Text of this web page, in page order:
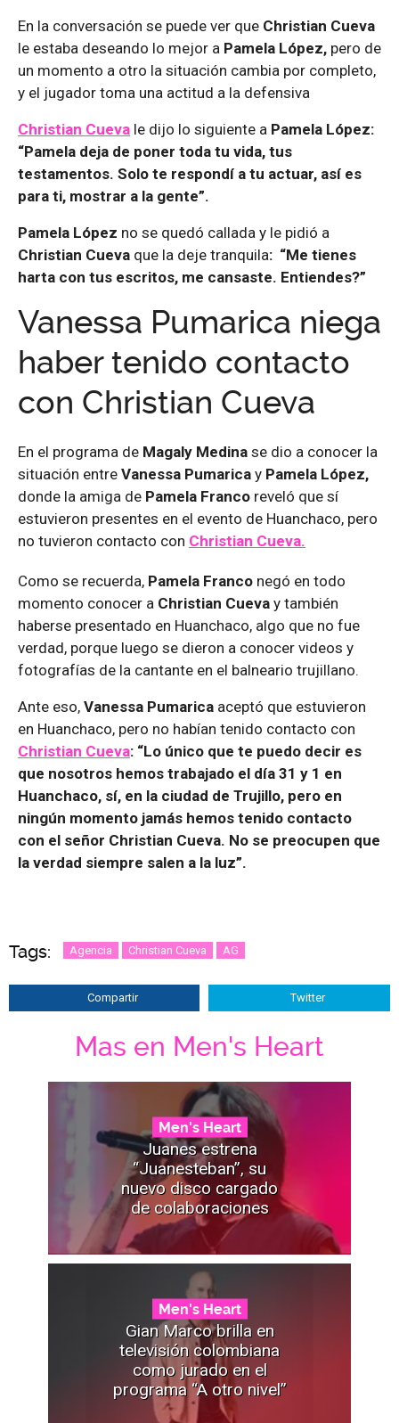
En la conversación se puede ver que Christian Cueva
le estaba deseando lo mejor a Pamela López, pero de
un momento a otro la situación cambia por completo,
y el jugador toma una actitud a la defensiva
Christian Cueva le dijo lo siguiente a Pamela López:
“Pamela deja de poner toda tu vida, tus
testamentos. Solo te respondí a tu actuar, así es
para ti, mostrar a la gente”.
Pamela López no se quedó callada y le pidió a
Christian Cueva que la deje tranquila: “Me tienes
harta con tus escritos, me cansaste. Entiendes?”
Vanessa Pumarica niega
haber tenido contacto
con Christian Cueva
En el programa de Magaly Medina se dio a conocer la
situación entre Vanessa Pumarica y Pamela López,
donde la amiga de Pamela Franco reveló que sí
estuvieron presentes en el evento de Huanchaco, pero
no tuvieron contacto con Christian Cueva.
Como se recuerda, Pamela Franco negó en todo
momento conocer a Christian Cueva y también
haberse presentado en Huanchaco, algo que no fue
verdad, porque luego se dieron a conocer videos y
fotografías de la cantante en el balneario trujillano.
Ante eso, Vanessa Pumarica aceptó que estuvieron
en Huanchaco, pero no habían tenido contacto con
Christian Cueva: “Lo único que te puedo decir es
que nosotros hemos trabajado el día 31 y 1 en
Huanchaco, sí, en la ciudad de Trujillo, pero en
ningún momento jamás hemos tenido contacto
con el señor Christian Cueva. No se preocupen que
la verdad siempre salen a la luz”.
Tags: Agencia Christian Cueva AG
Compartir Twitter
Mas en Men's Heart
Men's Heart
Juanes estrena
“Juanesteban”, su
nuevo disco cargado
de colaboraciones
Men's Heart
Gian Marco brilla en
televisión colombiana
como jurado en el
programa “A otro nivel”